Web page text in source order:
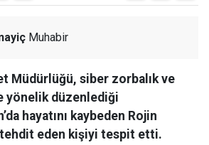
Muhabir
Müdürlüğü, siber zorbalık ve
yönelik düzenlediği
hayatını kaybeden Rojin
tehdit eden kişiyi tespit etti.